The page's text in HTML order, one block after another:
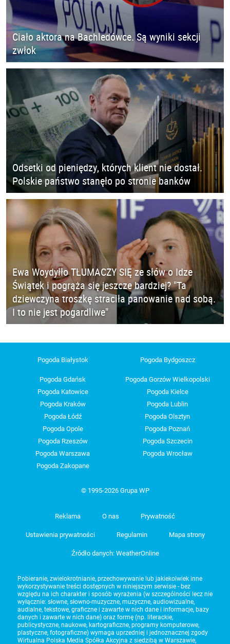
Ciało aktora na Bachledówce. Są wyniki sekcji
zwłok
Odsetki od pieniędzy, których klient nie dostał.
Polskie państwo stanęło po stronie banków
Ewa Woydyłło TŁUMACZY SIĘ ze słów o Idze
Świątek i pogrąża się jeszcze bardziej? "Ta
dziewczyna troszkę straciła panowanie nad sobą.
I to nie jest pogardliwe"
Pogoda Białystok Pogoda Bydgoszcz
Pogoda Gdańsk
Pogoda Gorzów Wielkopolski
Pogoda Katowice
Pogoda Kielce
Pogoda Kraków
Pogoda Lublin
Pogoda Łódź
Pogoda Olsztyn
Pogoda Opole
Pogoda Poznań
Pogoda Rzeszów
Pogoda Szczecin
Pogoda Warszawa
Pogoda Wrocław
Pogoda Zakopane
© 1995-2026 Grupa WP
Reklama O nas Prywatność
Ustawienia prywatności Regulamin Mapa strony
Źródło danych: WeatherOnline
Pobieranie, zwielokrotnianie, przechowywanie lub jakiekolwiek inne
wykorzystywanie treści dostępnych w niniejszym serwisie - bez
względu na ich charakter i sposób wyrażenia (w szczególności lecz nie
wyłącznie: słowne, słowno-muzyczne, muzyczne, audiowizualne,
audialne, tekstowe, graficzne i zawarte w nich dane i informacje, bazy
danych i zawarte w nich dane) oraz formę (np. literackie,
publicystyczne, naukowe, kartograficzne, programy komputerowe,
plastyczne, fotograficzne) wymaga uprzedniej i jednoznacznej zgody
Wirtualna Polska Media Spółka Akcyjna z siedzibą w Warszawie,